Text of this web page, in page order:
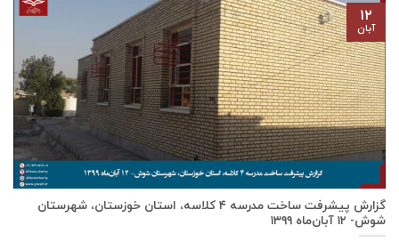
گزارش پیشرفت ساخت مدرسه ٤ كلاسه، استان خوزستان، شهرستان
شوش- ۱۲ آبان‌ماه ۱۳۹۹
۱۲
آبان